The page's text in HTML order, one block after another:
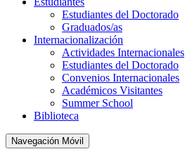
Estudiantes del Doctorado
Graduados/as
Internacionalización
Actividades Internacionales
Estudiantes del Doctorado
Convenios Internacionales
Académicos Visitantes
Summer School
Biblioteca
Navegación Móvil